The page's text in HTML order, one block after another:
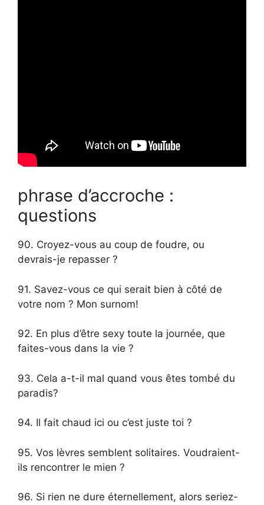
phrase d’accroche :
questions
90. Croyez-vous au coup de foudre, ou
devrais-je repasser ?
91. Savez-vous ce qui serait bien à côté de
votre nom ? Mon surnom!
92. En plus d’être sexy toute la journée, que
faites-vous dans la vie ?
93. Cela a-t-il mal quand vous êtes tombé du
paradis?
94. Il fait chaud ici ou c’est juste toi ?
95. Vos lèvres semblent solitaires. Voudraient-
ils rencontrer le mien ?
96. Si rien ne dure éternellement, alors seriez-